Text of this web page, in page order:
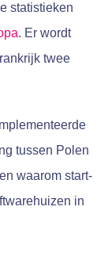
statistieken
. Er wordt
twee
tussen Polen
waarom start-
in